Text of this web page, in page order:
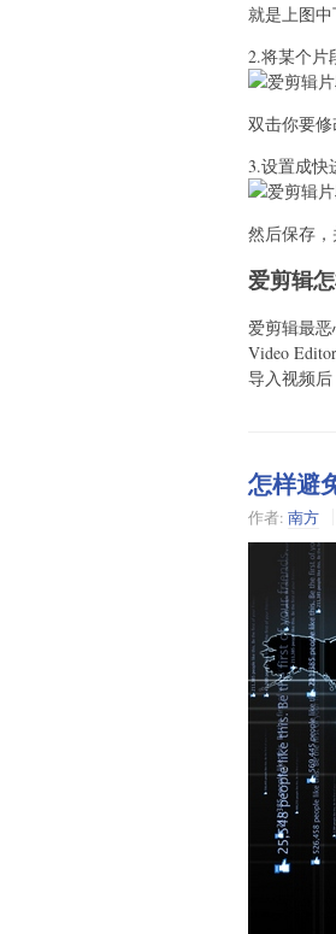
就是上图
2.将某个片
双击你要修
3.设置成快
然后保存，
爱剪辑
爱剪辑最
Video Editor
导入视频
怎样避
作者: 南方